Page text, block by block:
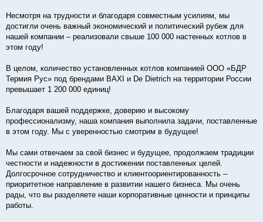
Несмотря на трудности и благодаря совместным усилиям, мы
достигли очень важный экономический и политический рубеж для
нашей компании – реализовали свыше 100 000 настенных котлов в
этом году!
В целом, количество установленных котлов компанией ООО «БДР
Термия Рус» под брендами BAXI и De Dietrich на территории России
превышает 1 200 000 единиц!
Благодаря вашей поддержке, доверию и высокому
профессионализму, наша компания выполнила задачи, поставленные
в этом году. Мы с уверенностью смотрим в будущее!
Мы сами отвечаем за свой бизнес и будущее, продолжаем традиции
честности и надежности в достижении поставленных целей.
Долгосрочное сотрудничество и клиентоориентированность –
приоритетное направление в развитии нашего бизнеса. Мы очень
рады, что вы разделяете наши корпоративные ценности и принципы
работы.